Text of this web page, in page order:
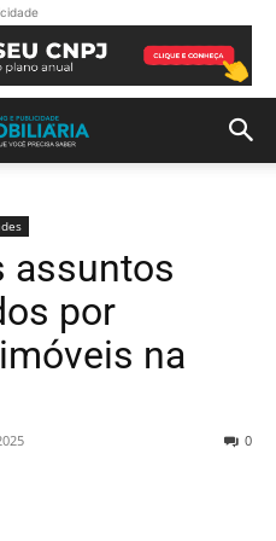
assuntos
por
na
0